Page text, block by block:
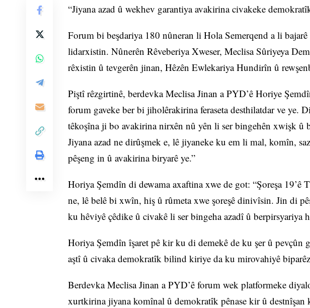
“Jiyana azad û wekhev garantiya avakirina civakeke
Forum bi beşdariya 180 nûneran li Hola Semerqend a li
lidarxistin. Nûnerên Rêveberiya Xweser, Meclisa Sûriyeya
rêxistin û tevgerên jinan, Hêzên Ewlekariya Hundirîn û
Piştî rêzgirtinê, berdevka Meclisa Jinan a PYD’ê Horiye
forum gaveke ber bi jiholêrakirina feraseta desthilatdar ve ye.
têkoşîna ji bo avakirina nirxên nû yên li ser bingehên xwişk û
Jiyana azad ne dirûşmek e, lê jiyaneke ku em li mal, komîn,
pêşeng in û avakirina biryarê ye.”
Horiya Şemdîn di dewama axaftina xwe de got: “Şoreşa
ne, lê belê bi xwîn, hiş û rûmeta xwe şoreşê dinivîsin. Jin di
ku hêviyê çêdike û civakê li ser bingeha azadî û berpirsyariya
Horiya Şemdîn îşaret pê kir ku di demekê de ku şer û pevçûn
aştî û civaka demokratîk bilind kiriye da ku mirovahiyê
Berdevka Meclisa Jinan a PYD’ê forum wek platformeke
xurtkirina jiyana komînal û demokratîk pênase kir û